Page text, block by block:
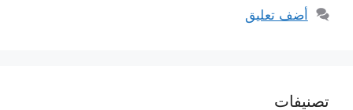
أضف تعليق
تصنيفات